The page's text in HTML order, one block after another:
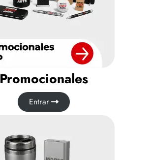
Promocionales
Entrar